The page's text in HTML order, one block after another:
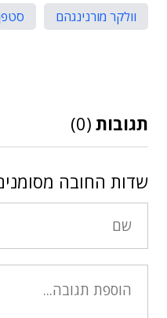
וולקר מורנינגהם
תגובות (0)
שדות החובה